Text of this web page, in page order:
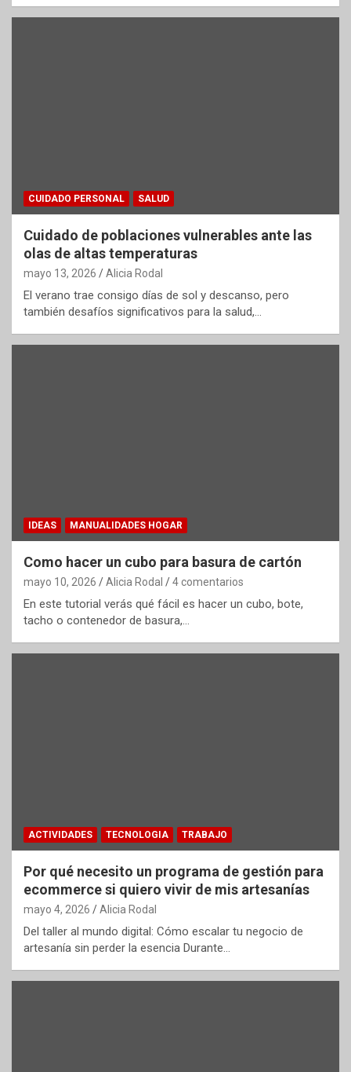
CUIDADO PERSONAL SALUD
Cuidado de poblaciones vulnerables ante las
olas de altas temperaturas
mayo 13, 2026 Alicia Rodal
El verano trae consigo días de sol y descanso, pero
también desafíos significativos para la salud,…
IDEAS MANUALIDADES HOGAR
Como hacer un cubo para basura de cartón
mayo 10, 2026 Alicia Rodal 4 comentarios
En este tutorial verás qué fácil es hacer un cubo, bote,
tacho o contenedor de basura,…
ACTIVIDADES TECNOLOGIA TRABAJO
Por qué necesito un programa de gestión para
ecommerce si quiero vivir de mis artesanías
mayo 4, 2026 Alicia Rodal
Del taller al mundo digital: Cómo escalar tu negocio de
artesanía sin perder la esencia Durante…